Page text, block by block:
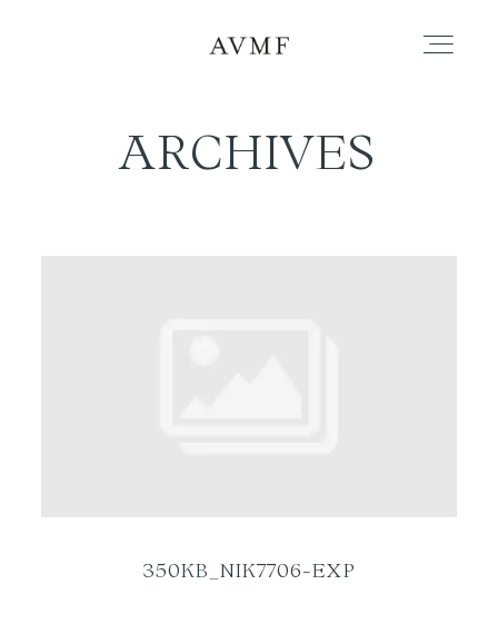
PORTAFOLIO
ARCHIVES
350KB_NIK7706-EXP